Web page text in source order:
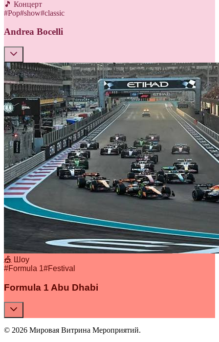
🎵 Концерт
#Pop#show#classic
Andrea Bocelli
🎪 Шоу
#Formula 1#Festival
Formula 1 Abu Dhabi
© 2026 Мировая Витрина Мероприятий.